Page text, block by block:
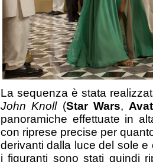
La sequenza è stata
John Knoll (Star Wars,
panoramiche effettuate in
con riprese precise per
derivanti dalla luce del sole
i figuranti sono stati quindi